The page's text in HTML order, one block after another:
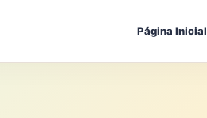
Página Inicial